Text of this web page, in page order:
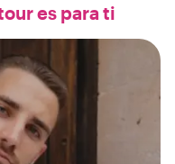
es para ti